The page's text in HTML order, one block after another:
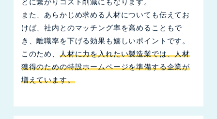
とに繋がりコスト削減にもなります。
また、あらかじめ求める人材についても伝えてお
けば、社内とのマッチング率を高めることもで
き、離職率を下げる効果も嬉しいポイントです。
このため、 人材に力を入れたい製造業では、人材
獲得のための特設ホームページを準備する企業が
増えています。